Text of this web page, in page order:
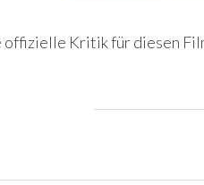
offizielle Kritik für diesen